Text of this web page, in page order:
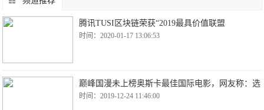
腾讯TUSI区块链荣获“2019最具价值联盟
时间：2020-01-17 13:06:53
巅峰国漫未上榜奥斯卡最佳国际电影，网友称：选
时间：2019-12-24 11:46:00